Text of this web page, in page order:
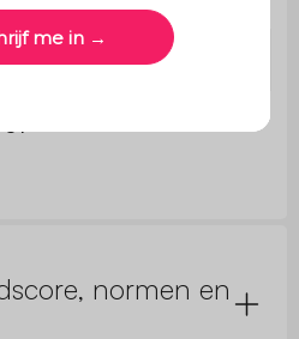
x H 44cm
normen en